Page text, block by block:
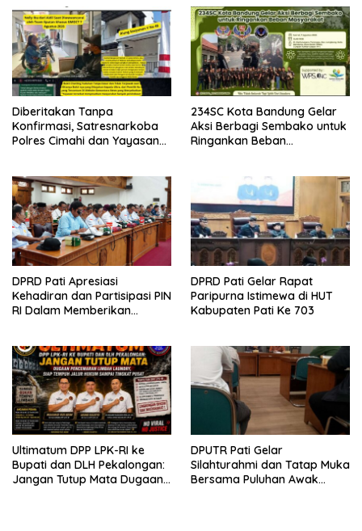
Diberitakan Tanpa
Konfirmasi, Satresnarkoba
Polres Cimahi dan Yayasan
234SC Kota Bandung Gelar
Aksi Berbagi Sembako untuk
Ringankan Beban
DPRD Pati Apresiasi
Kehadiran dan Partisipasi PIN
RI Dalam Memberikan
DPRD Pati Gelar Rapat
Paripurna Istimewa di HUT
Kabupaten Pati Ke 703
Ultimatum DPP LPK-RI ke
Bupati dan DLH Pekalongan:
Jangan Tutup Mata Dugaan
DPUTR Pati Gelar
Silahturahmi dan Tatap Muka
Bersama Puluhan Awak